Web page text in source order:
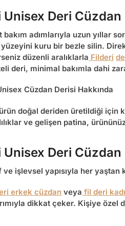
Unisex Deri Cüzdan
bakım adımlarıyla uzun yıllar
kuru bir bezle silin.
düzenli aralıklarla Filderi
deri, minimal bakımla dahi
Cüzdan Derisi Hakkında
doğal deriden üretildiği için
ve gelişen patina,
Unisex Deri
ve işlevsel yapısıyla her yaştan
erkek cüzdan veya fil deri
dikkat çeker. Kişiye özel